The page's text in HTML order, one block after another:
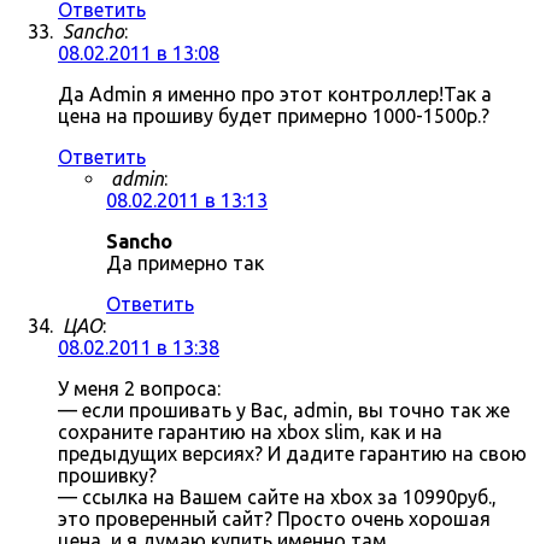
Ответить
Sancho:
08.02.2011 в 13:08
Да Admin я именно про этот контроллер!Так а
цена на прошиву будет примерно 1000-1500р.?
Ответить
admin:
08.02.2011 в 13:13
Sancho
Да примерно так
Ответить
ЦАО:
08.02.2011 в 13:38
У меня 2 вопроса:
— если прошивать у Вас, admin, вы точно так же
сохраните гарантию на xbox slim, как и на
предыдущих версиях? И дадите гарантию на свою
прошивку?
— ссылка на Вашем сайте на xbox за 10990руб.,
это проверенный сайт? Просто очень хорошая